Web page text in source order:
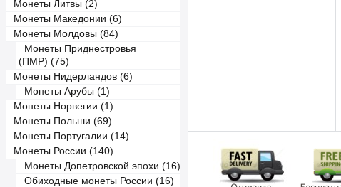
Монеты Литвы (2)
Монеты Македонии (6)
Монеты Молдовы (84)
Монеты Приднестровья
(ПМР) (75)
Монеты Нидерландов (6)
Монеты Арубы (1)
Монеты Норвегии (1)
Монеты Польши (69)
Монеты Португалии (14)
Монеты России (140)
Монеты Допетровской эпохи (16)
Обиходные монеты России (16)